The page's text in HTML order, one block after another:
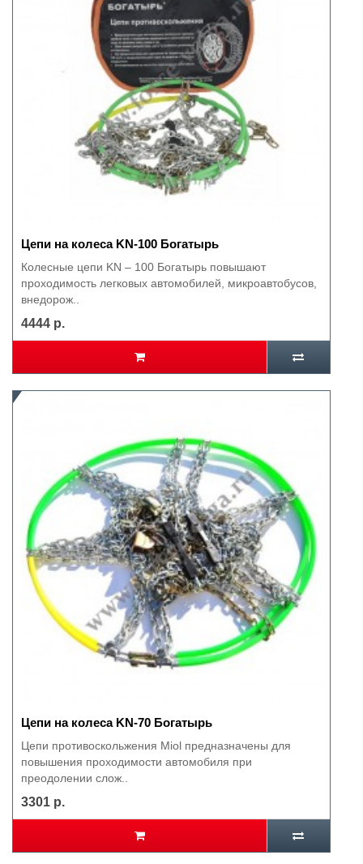
Цепи на колеса KN-100 Богатырь
Колесные цепи KN – 100 Богатырь повышают
проходимость легковых автомобилей, микроавтобусов,
внедорож..
4444 р.
Цепи на колеса KN-70 Богатырь
Цепи противоскольжения Miol предназначены для
повышения проходимости автомобиля при
преодолении слож..
3301 р.